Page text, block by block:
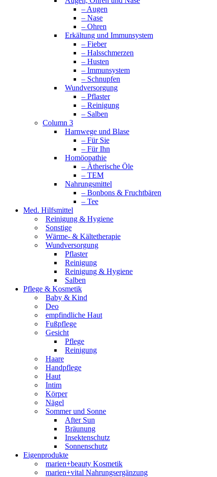
– Augen
– Nase
– Ohren
Erkältung und Immunsystem
– Fieber
– Halsschmerzen
– Husten
– Immunsystem
– Schnupfen
Wundversorgung
– Pflaster
– Reinigung
– Salben
Column 3
Harnwege und Blase
– Für Sie
– Für Ihn
Homöopathie
– Ätherische Öle
– TEM
Nahrungsmittel
– Bonbons & Fruchtbären
– Tee
Med. Hilfsmittel
Reinigung & Hygiene
Sonstige
Wärme- & Kältetherapie
Wundversorgung
Pflaster
Reinigung
Reinigung & Hygiene
Salben
Pflege & Kosmetik
Baby & Kind
Deo
empfindliche Haut
Fußpflege
Gesicht
Pflege
Reinigung
Haare
Handpflege
Haut
Intim
Körper
Nägel
Sommer und Sonne
After Sun
Bräunung
Insektenschutz
Sonnenschutz
Eigenprodukte
marien+beauty Kosmetik
marien+vital Nahrungsergänzung